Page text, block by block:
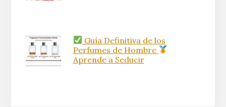
Guía Definitiva de los
Perfumes de Hombre
Aprende a Seducir